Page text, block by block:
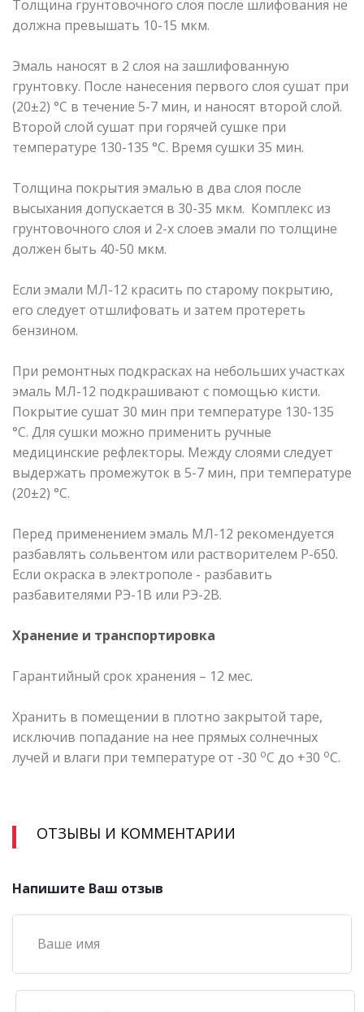
Толщина грунтовочного слоя после шлифования не
должна превышать 10-15 мкм.
Эмаль наносят в 2 слоя на зашлифованную
грунтовку. После нанесения первого слоя сушат при
(20±2) °С в течение 5-7 мин, и наносят второй слой.
Второй слой сушат при горячей сушке при
температуре 130-135 °С. Время сушки 35 мин.
Толщина покрытия эмалью в два слоя после
высыхания допускается в 30-35 мкм. Комплекс из
грунтовочного слоя и 2-х слоев эмали по толщине
должен быть 40-50 мкм.
Если эмали МЛ-12 красить по старому покрытию,
его следует отшлифовать и затем протереть
бензином.
При ремонтных подкрасках на небольших участках
эмаль МЛ-12 подкрашивают с помощью кисти.
Покрытие сушат 30 мин при температуре 130-135
°С. Для сушки можно применить ручные
медицинские рефлекторы. Между слоями следует
выдержать промежуток в 5-7 мин, при температуре
(20±2) °С.
Перед применением эмаль МЛ-12 рекомендуется
разбавлять сольвентом или растворителем Р-650.
Если окраска в электрополе - разбавить
разбавителями РЭ-1В или РЭ-2В.
Хранение и транспортировка
Гарантийный срок хранения – 12 мес.
Хранить в помещении в плотно закрытой таре,
исключив попадание на нее прямых солнечных
лучей и влаги при температуре от -30 оС до +30 оС.
ОТЗЫВЫ И КОММЕНТАРИИ
Напишите Ваш отзыв